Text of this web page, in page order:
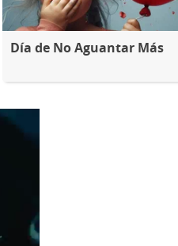
Día de No Aguantar Más